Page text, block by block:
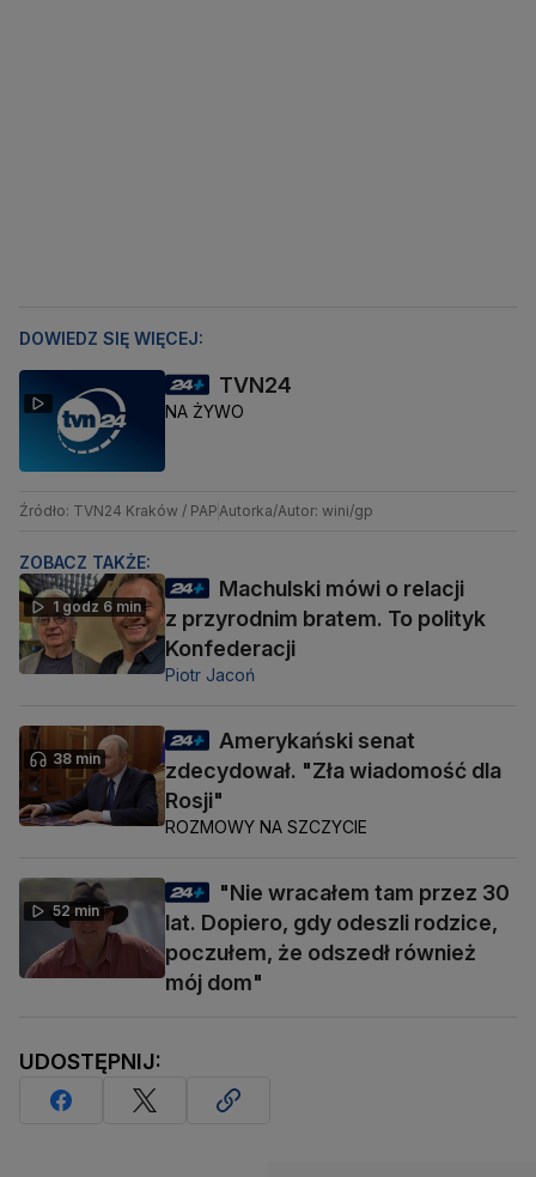
DOWIEDZ SIĘ WIĘCEJ:
TVN24
NA ŻYWO
Źródło: TVN24 Kraków / PAP Autorka/Autor: wini/gp
ZOBACZ TAKŻE:
1 godz 6 min
Machulski mówi o relacji
z przyrodnim bratem. To polityk
Konfederacji
Piotr Jacoń
38 min
Amerykański senat
zdecydował. "Zła wiadomość dla
Rosji"
ROZMOWY NA SZCZYCIE
52 min
"Nie wracałem tam przez 30
lat. Dopiero, gdy odeszli rodzice,
poczułem, że odszedł również
mój dom"
UDOSTĘPNIJ: